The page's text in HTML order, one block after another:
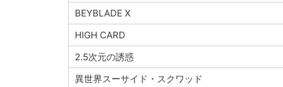
BEYBLADE X
HIGH CARD
2.5次元の誘惑
異世界スーサイド・スクワッド